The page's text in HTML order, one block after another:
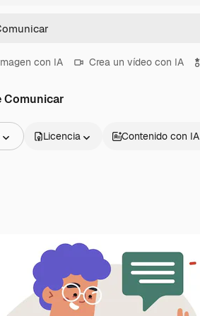
con IA Crea un vídeo con IA
Comunicar
vídeos
Licencia Contenido con IA